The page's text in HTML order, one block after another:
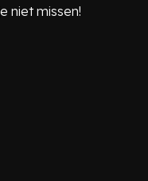
niet missen!